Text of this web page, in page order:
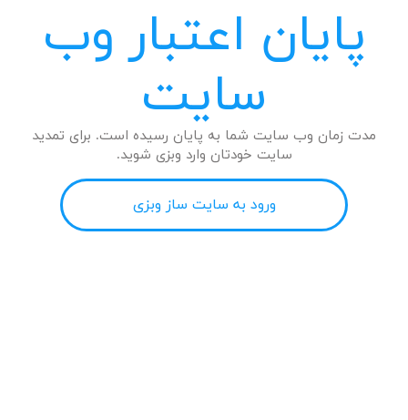
پایان اعتبار وب
سایت
مدت زمان وب سایت شما به پایان رسیده است. برای تمدید
سایت خودتان وارد وبزی شوید.
ورود به سایت ساز وبزی